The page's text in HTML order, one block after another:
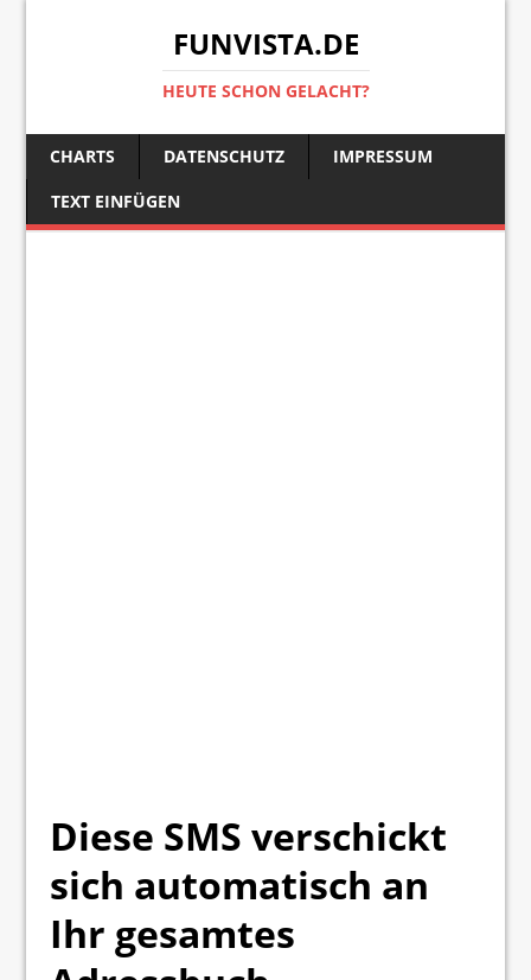
FUNVISTA.DE
HEUTE SCHON GELACHT?
CHARTS DATENSCHUTZ
IMPRESSUM
TEXT EINFÜGEN
Diese SMS verschickt
sich automatisch an
Ihr gesamtes